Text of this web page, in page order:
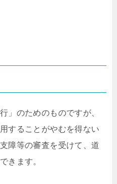
」のためのものですが、
することがやむを得ない
障等の審査を受けて、道
きます。